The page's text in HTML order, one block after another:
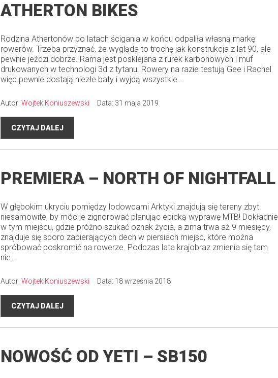
ATHERTON BIKES
Rodzina Athertonów po latach ścigania w końcu odpaliła własną markę
rowerów. Trzeba przyznać, że wygląda to trochę jak konstrukcja z lat 90, ale
pewnie jeździ dobrze. Rama jest posklejana z rurek karbonowych i muf
drukowanych w technologi 3d z tytanu. Rowery na razie testują Gee i Rachel
więc pewnie dostają niezłe baty i wyjdą wszystkie…
Autor: Wojtek Koniuszewski Data: 31 maja 2019
CZYTAJ DALEJ
PREMIERA – NORTH OF NIGHTFALL
W głębokim ukryciu pomiędzy lodowcami Arktyki znajdują się tereny zbyt
niesamowite, by móc je zignorować planując epicką wyprawę MTB! Dokładnie
w tym miejscu, gdzie próżno szukać oznak życia, a zima trwa aż 9 miesięcy,
znajduje się sporo zapierających dech w piersiach miejsc, które można
spróbować poskromić na rowerze. Podczas lata krajobraz zmienia się tam
nie…
Autor: Wojtek Koniuszewski Data: 18 września 2018
CZYTAJ DALEJ
NOWOŚĆ OD YETI – SB150